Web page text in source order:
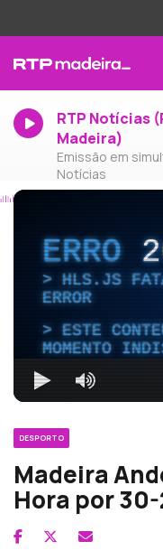
RTP Notícias
Madeira)
Emissão em
Notícias
ERRO
HLS.JS
ERROR
ESTE
MOMENTO
DESPORTO
Madeira
Hora por 30-